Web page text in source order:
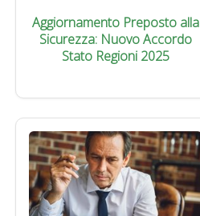
Aggiornamento Preposto alla
Sicurezza: Nuovo Accordo
Stato Regioni 2025